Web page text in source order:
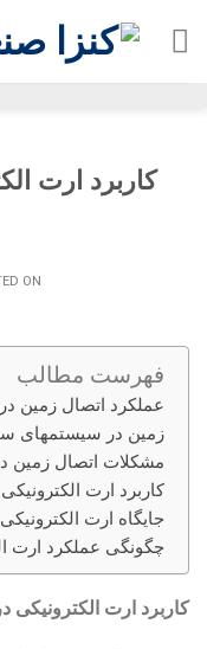
کاربرد ارت
ON
فهرست مطالب
عملکرد اتصال زمین
زمین در سیستمهای
مشکلات اتصال زمین
کاربرد ارت
جایگاه ارت
چگونگی عملکرد ارت
کاربرد ارت الکترونیکی